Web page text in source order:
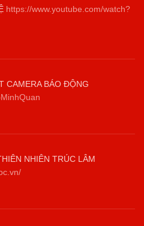
https://www.youtube.com/watch?
CAMERA BÁO ĐỘNG
NHIÊN TRÚC LÂM